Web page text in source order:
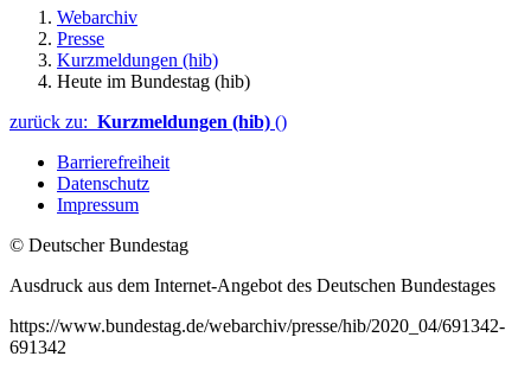
Webarchiv
Presse
Kurzmeldungen (hib)
Heute im Bundestag (hib)
zurück zu: Kurzmeldungen (hib) ()
Barrierefreiheit
Datenschutz
Impressum
© Deutscher Bundestag
Ausdruck aus dem Internet-Angebot des Deutschen Bundestages
https://www.bundestag.de/webarchiv/presse/hib/2020_04/691342-
691342